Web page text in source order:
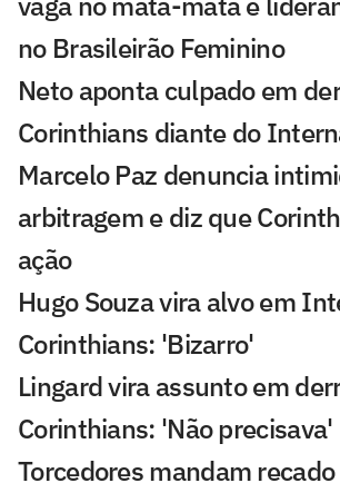
no Brasileirão Feminino
Neto aponta culpado em
Corinthians diante do
Marcelo Paz denuncia
arbitragem e diz que
ação
Hugo Souza vira alvo em
Corinthians: 'Bizarro'
Lingard vira assunto em
Corinthians: 'Não precisava'
Torcedores mandam